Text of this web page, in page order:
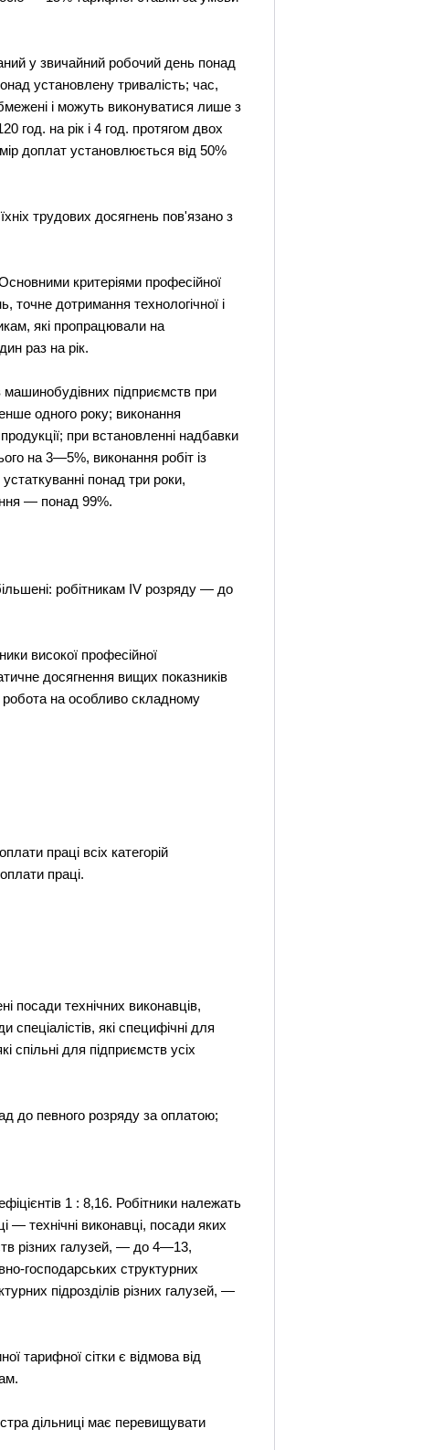
у звичайний робочий день понад
установлену тривалість; час,
і можуть виконуватися лише з
год. на рік і 4 год. протягом двох
доплат установлюється від 50%
трудових досягнень пов'язано з
критеріями професійної
точне дотримання технологічної і
які пропрацювали на
раз на рік.
підприємств при
одного року; виконання
при встановленні надбавки
на 3—5%, виконання робіт із
понад три роки,
— понад 99%.
робітникам IV розряду — до
високої професійної
досягнення вищих показників
робота на особливо складному
праці всіх категорій
праці.
посади технічних виконавців,
спеціалістів, які специфічні для
спільні для підприємств усіх
до певного розряду за оплатою;
1 : 8,16. Робітники належать
технічні виконавці, посади яких
різних галузей, — до 4—13,
господарських структурних
підрозділів різних галузей, —
тарифної сітки є відмова від
дільниці має перевищувати